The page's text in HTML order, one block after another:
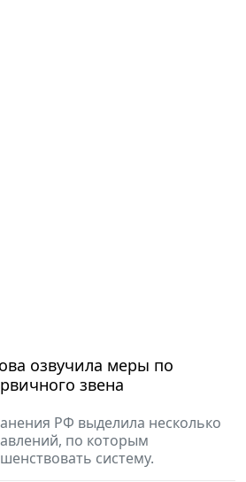
озвучила меры по
звена
РФ выделила несколько
по которым
систему.